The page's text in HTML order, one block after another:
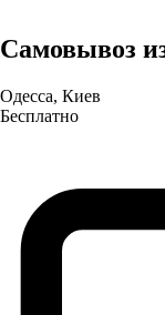
Самовывоз
Одесса, Киев
Бесплатно